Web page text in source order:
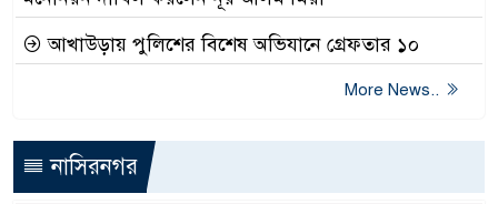
আখাউড়ায় পুলিশের বিশেষ অভিযানে গ্রেফতার ১০
More News..
নাসিরনগর